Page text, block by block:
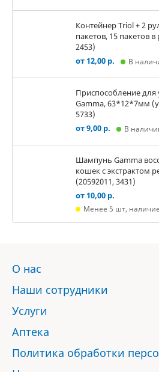
Контейнер Triol + 2
пакетов, 15 пакетов
2453)
от 12,00 р.
В
Приспособление
Gamma, 63*12*7мм
5733)
от 9,00 р.
В
Шампунь Gamma
кошек с экстрактом
(20592011, 3431)
от 10,00 р.
Менее 5 шт,
О нас
Наши сотрудники
Услуги
Аптека
Политика обработки